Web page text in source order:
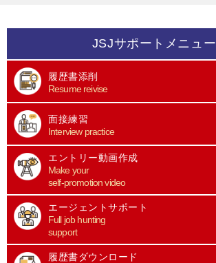
JSJサポートメニュー
履歴書添削
Resume reivise
面接練習
Interview practice
エントリー動画作成
Make your
self-promotion video
エージェントサポート
Full job hunting
support
履歴書ダウンロード